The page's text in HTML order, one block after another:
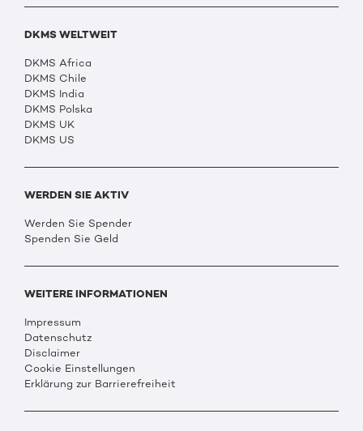
DKMS WELTWEIT
DKMS Africa
DKMS Chile
DKMS India
DKMS Polska
DKMS UK
DKMS US
WERDEN SIE AKTIV
Werden Sie Spender
Spenden Sie Geld
WEITERE INFORMATIONEN
Impressum
Datenschutz
Disclaimer
Cookie Einstellungen
Erklärung zur Barrierefreiheit